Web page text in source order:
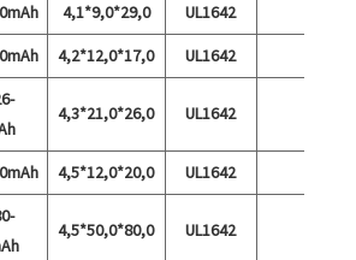
4,1*9,0*29,0
UL1642
4,2*12,0*17,0 UL1642
4,3*21,0*26,0 UL1642
4,5*12,0*20,0 UL1642
4,5*50,0*80,0 UL1642